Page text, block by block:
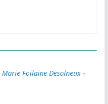
Marie-Foilaine Desolneux-